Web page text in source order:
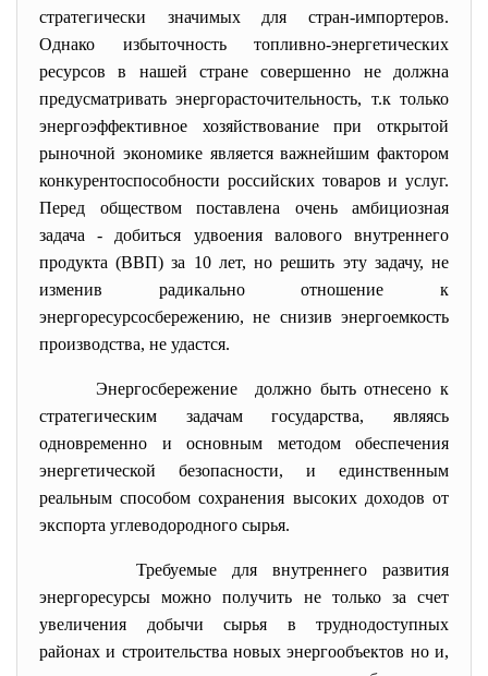
стратегически значимых для стран-импортеров.
Однако избыточность топливно-энергетических
ресурсов в нашей стране совершенно не должна
предусматривать энергорасточительность, т.к только
энергоэффективное хозяйствование при открытой
рыночной экономике является важнейшим фактором
конкурентоспособности российских товаров и услуг.
Перед обществом поставлена очень амбициозная
задача - добиться удвоения валового внутреннего
продукта (ВВП) за 10 лет, но решить эту задачу, не
изменив радикально отношение к
энергоресурсосбережению, не снизив энергоемкость
производства, не удастся.
Энергосбережение должно быть отнесено к
стратегическим задачам государства, являясь
одновременно и основным методом обеспечения
энергетической безопасности, и единственным
реальным способом сохранения высоких доходов от
экспорта углеводородного сырья.
Требуемые для внутреннего развития
энергоресурсы можно получить не только за счет
увеличения добычи сырья в труднодоступных
районах и строительства новых энергообъектов но и,